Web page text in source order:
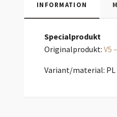
INFORMATION
Specialprodukt
Originalprodukt: V5
Variant/material: PL